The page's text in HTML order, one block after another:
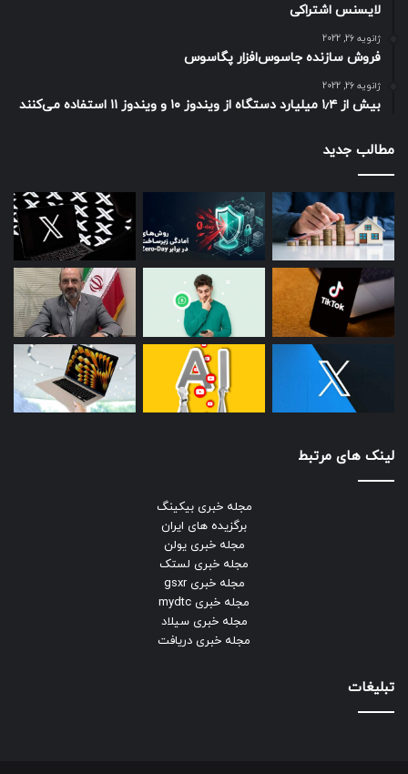
لایسنس اشتراکی
ژانویه 26, 2022
فروش سازنده جاسوس‌افزار پگاسوس
ژانویه 26, 2022
بیش از ۱٫۴ میلیارد دستگاه از ویندوز ۱۰ و ویندوز ۱۱ استفاده می‌کنند
مطالب جدید
لینک های مرتبط
مجله خبری بیکینگ
برگزیده های ایران
مجله خبری یولن
مجله خبری لستک
مجله خبری gsxr
مجله خبری mydtc
مجله خبری سیلاد
مجله خبری دریافت
تبلیغات